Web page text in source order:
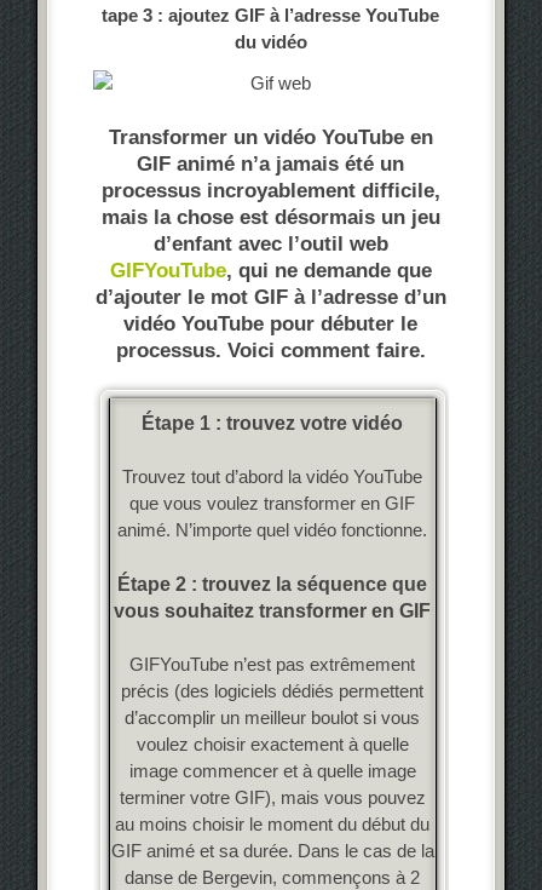
tape 3 : ajoutez GIF à l’adresse YouTube
du vidéo
Transformer un vidéo YouTube en
GIF animé n’a jamais été un
processus incroyablement difficile,
mais la chose est désormais un jeu
d’enfant avec l’outil web
GIFYouTube, qui ne demande que
d’ajouter le mot GIF à l’adresse d’un
vidéo YouTube pour débuter le
processus. Voici comment faire.
Étape 1 : trouvez votre vidéo
Trouvez tout d’abord la vidéo YouTube
que vous voulez transformer en GIF
animé. N’importe quel vidéo fonctionne.
Étape 2 : trouvez la séquence que
vous souhaitez transformer en GIF
GIFYouTube n’est pas extrêmement
précis (des logiciels dédiés permettent
d’accomplir un meilleur boulot si vous
voulez choisir exactement à quelle
image commencer et à quelle image
terminer votre GIF), mais vous pouvez
au moins choisir le moment du début du
GIF animé et sa durée. Dans le cas de la
danse de Bergevin, commençons à 2